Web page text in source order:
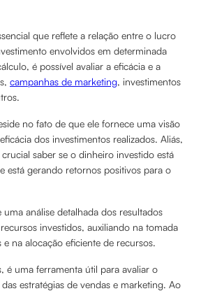
que reflete a relação entre o lucro
envolvidos em determinada
é possível avaliar a eficácia e a
campanhas de marketing, investimentos
no fato de que ele fornece uma visão
dos investimentos realizados. Aliás,
saber se o dinheiro investido está
está gerando retornos positivos para o
uma análise detalhada dos resultados
investidos, auxiliando na tomada
e na alocação eficiente de recursos.
é uma ferramenta útil para avaliar o
estratégias de vendas e marketing. Ao